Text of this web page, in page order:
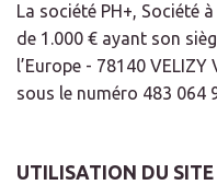
La société PH+, Société
de 1.000 € ayant son
l’Europe - 78140
sous le numéro 483 064
UTILISATION DU SITE